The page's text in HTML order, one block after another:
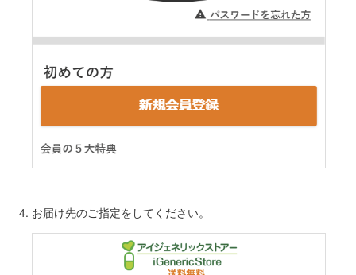
お届け先のご指定をしてください。